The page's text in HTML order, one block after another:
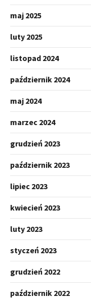
maj 2025
luty 2025
listopad 2024
październik 2024
maj 2024
marzec 2024
grudzień 2023
październik 2023
lipiec 2023
kwiecień 2023
luty 2023
styczeń 2023
grudzień 2022
październik 2022